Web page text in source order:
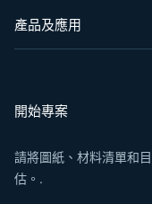
產品及應用
開始專案
請將圖紙、材料清單和
估。.